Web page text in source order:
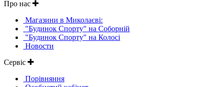
Про нас
Магазини в Миколаєві:
"Будинок Спорту" на Соборній
"Будинок Спорту" на Колосі
Новости
Сервіс
Порівняння